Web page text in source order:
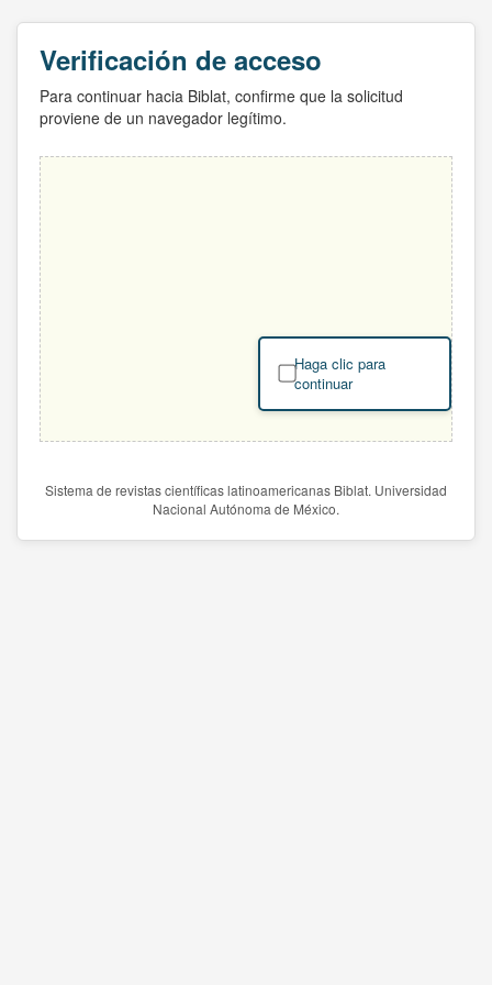
Verificación de acceso
Para continuar hacia Biblat, confirme que la solicitud
proviene de un navegador legítimo.
Haga clic para
continuar
Sistema de revistas científicas latinoamericanas Biblat. Universidad
Nacional Autónoma de México.